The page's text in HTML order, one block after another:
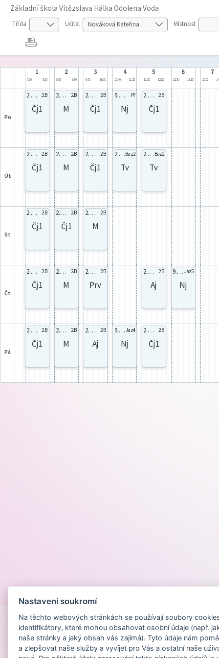
Základní škola Vítězslava Hálka Odolena Voda
Třída Učitel Místnost
1
7:50 8:35
2
8:45 9:30
3
9:45 10:30
4
10:40 11:25
5
11:35 12:20
6
12:30 13:15
7
13:25
po
2.B celá 2.B
Čj1
2.B celá 2.B
M
2.B celá 2.B
Čj1
9.C Nj1 Př
Nj
2.B 2s 2.B
Čj1
út
2.B celá 2.B
Čj1
2.B celá 2.B
M
2.B celá 2.B
Čj1
2.B celáBaz2
Tv
2.B celá Baz2
Tv
st
2.B celá 2.B
Čj1
2.B celá 2.B
Čj1
2.B celá 2.B
M
čt
2.B celá 2.B
Čj1
2.B celá 2.B
M
2.B celá 2.B
Prv
2.B Aj1 2.B
Aj
9.C Nj1 Jaz5
Nj
pá
2.B celá 2.B
Čj1
2.B celá 2.B
M
2.B Aj1 2.B
Aj
9.C Nj1Jaz4
Nj
2.B 1s 2.B
Čj1
Nastavení soukromí
Na těchto webových stránkách se používají soubory
identifikátory, které mohou obsahovat osobní údaje (např.
naše stránky a jaký obsah vás zajímá). Tyto údaje nám
a zlepšovat naše služby a vyvíjet pro Vás a ostatní naše